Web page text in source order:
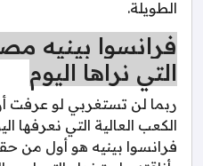
الطويلة.
فرانسوا بينيه
التي نراها اليوم
ربما لن تستغربي لو عرفت
الكعب العالية التي نعرفها
فرانسوا بينيه هو أول من